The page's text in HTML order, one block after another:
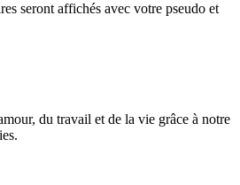
seront affichés avec votre pseudo et
du travail et de la vie grâce à notre